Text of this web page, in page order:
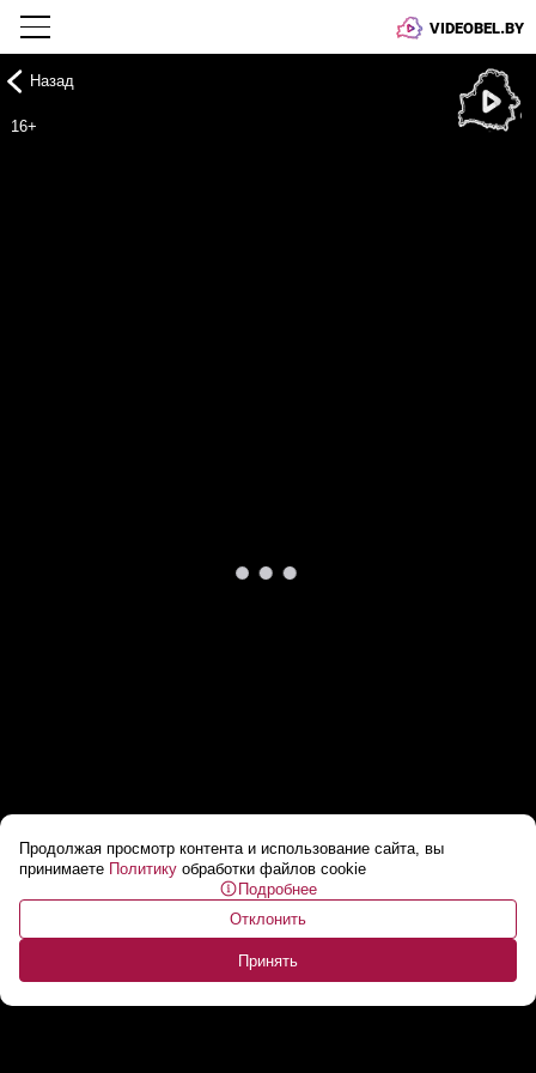
VIDEOBEL.BY
Продолжая просмотр контента и использование сайта, вы
принимаете Политику обработки файлов cookie
Подробнее
Отклонить
Принять
Назад
16+
«Простить нельзя!» Матвиенко назвала
чудовищным преступлением удар ВСУ под